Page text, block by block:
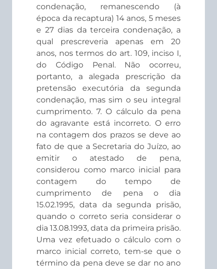
condenação, remanescendo (à
época da recaptura) 14 anos, 5 meses
e 27 dias da terceira condenação, a
qual prescreveria apenas em 20
anos, nos termos do art. 109, inciso I,
do Código Penal. Não ocorreu,
portanto, a alegada prescrição da
pretensão executória da segunda
condenação, mas sim o seu integral
cumprimento. 7. O cálculo da pena
do agravante está incorreto. O erro
na contagem dos prazos se deve ao
fato de que a Secretaria do Juízo, ao
emitir o atestado de pena,
considerou como marco inicial para
contagem do tempo de
cumprimento de pena o dia
15.02.1995, data da segunda prisão,
quando o correto seria considerar o
dia 13.08.1993, data da primeira prisão.
Uma vez efetuado o cálculo com o
marco inicial correto, tem-se que o
término da pena deve se dar no ano